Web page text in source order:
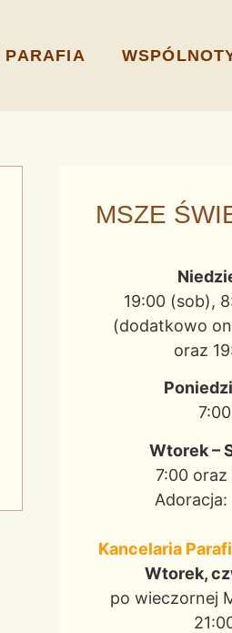
PARAFIA
MSZE
19:00 (sob),
(dodatkowo
oraz
7:00
Wtorek –
7:00 oraz
Adoracja:
Kancelaria
Wtorek,
po wieczornej